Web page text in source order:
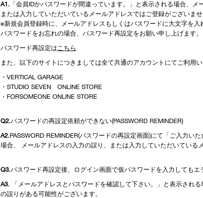
A1. 「会員IDかパスワードが間違っています。」と表示される場合、メ
または入力していただいているメールアドレスではご登録がございませ
※新規会員登録時に、メールアドレスもしくはパスワードに大文字を入
パスワードをお忘れの場合、パスワード再設定をお願い申し上げます。
パスワード再設定はこちら
また、以下のサイトにつきましては全て共通のアカウントにてご利用
・VERTICAL GARAGE
・STUDIO SEVEN ONLINE STORE
・FORSOMEONE ONLINE STORE
Q2.パスワードの再設定依頼ができない(PASSWORD REMINDER)
A2.PASSWORD REMINDER(パスワードの再設定画面)にて「ご入力い
場合、 メールアドレスの入力の誤り、または入力していただいている
Q3.パスワード再設定後、ログイン画面で仮パスワードを入力してもエ
A3. 「メールアドレスとパスワードを確認して下さい。」と表示され
の誤りがある可能性がございます。